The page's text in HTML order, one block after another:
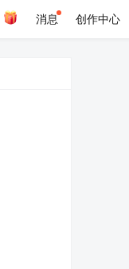
消息 创作中心